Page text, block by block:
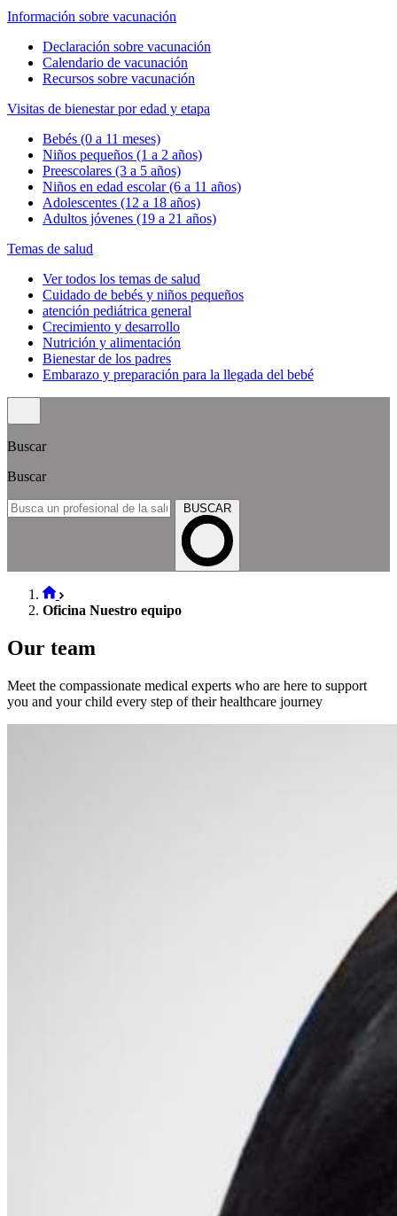
Información sobre vacunación
Declaración sobre vacunación
Calendario de vacunación
Recursos sobre vacunación
Visitas de bienestar por edad y etapa
Bebés (0 a 11 meses)
Niños pequeños (1 a 2 años)
Preescolares (3 a 5 años)
Niños en edad escolar (6 a 11 años)
Adolescentes (12 a 18 años)
Adultos jóvenes (19 a 21 años)
Temas de salud
Ver todos los temas de salud
Cuidado de bebés y niños pequeños
atención pediátrica general
Crecimiento y desarrollo
Nutrición y alimentación
Bienestar de los padres
Embarazo y preparación para la llegada del bebé
Buscar
Buscar
BUSCAR
Oficina Nuestro equipo
Our team
Meet the compassionate medical experts who are here to support
you and your child every step of their healthcare journey